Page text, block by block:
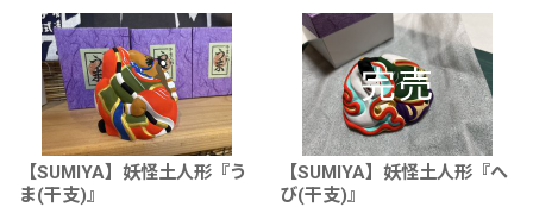
【SUMIYA】妖怪土人形『う
ま(干支)』
【SUMIYA】妖怪土人形『へ
び(干支)』